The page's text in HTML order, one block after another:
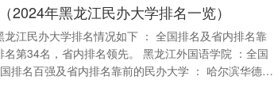
年黑龙江民办大学排名一览）